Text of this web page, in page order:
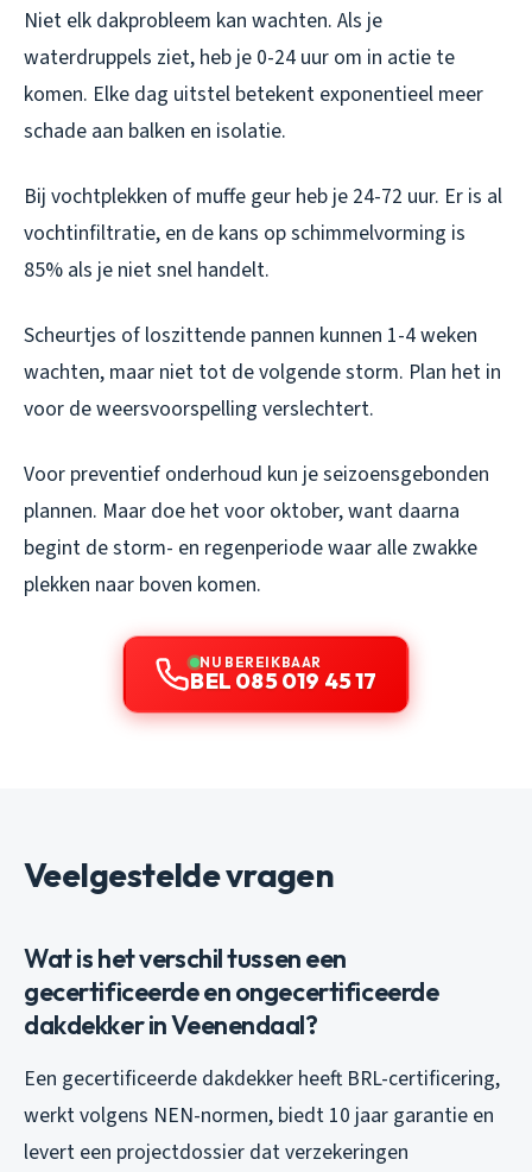
Niet elk dakprobleem kan wachten. Als je
waterdruppels ziet, heb je 0-24 uur om in actie te
komen. Elke dag uitstel betekent exponentieel meer
schade aan balken en isolatie.
Bij vochtplekken of muffe geur heb je 24-72 uur. Er is al
vochtinfiltratie, en de kans op schimmelvorming is
85% als je niet snel handelt.
Scheurtjes of loszittende pannen kunnen 1-4 weken
wachten, maar niet tot de volgende storm. Plan het in
voor de weersvoorspelling verslechtert.
Voor preventief onderhoud kun je seizoensgebonden
plannen. Maar doe het voor oktober, want daarna
begint de storm- en regenperiode waar alle zwakke
plekken naar boven komen.
NU BEREIKBAAR
BEL 085 019 45 17
Veelgestelde vragen
Wat is het verschil tussen een
gecertificeerde en ongecertificeerde
dakdekker in Veenendaal?
Een gecertificeerde dakdekker heeft BRL-certificering,
werkt volgens NEN-normen, biedt 10 jaar garantie en
levert een projectdossier dat verzekeringen